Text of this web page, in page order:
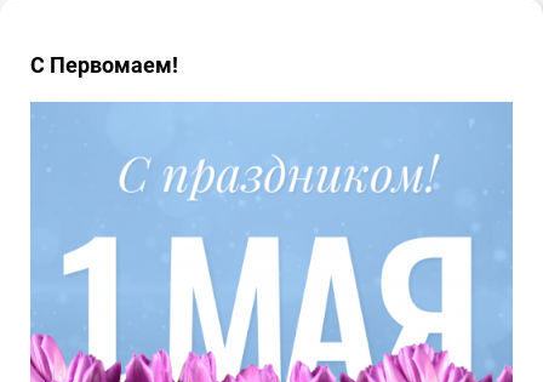
С Первомаем!